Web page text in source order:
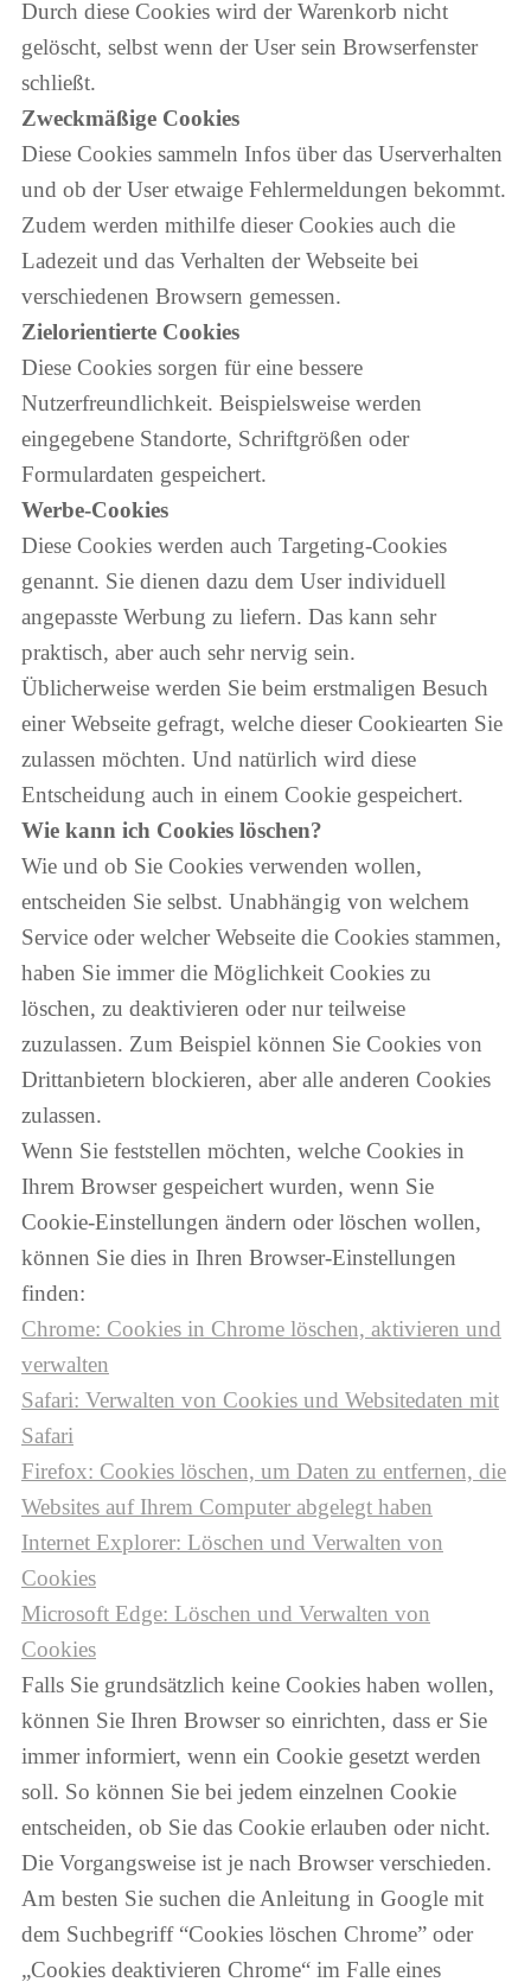
Durch diese Cookies wird der Warenkorb nicht
gelöscht, selbst wenn der User sein Browserfenster
schließt.
Zweckmäßige Cookies
Diese Cookies sammeln Infos über das Userverhalten
und ob der User etwaige Fehlermeldungen bekommt.
Zudem werden mithilfe dieser Cookies auch die
Ladezeit und das Verhalten der Webseite bei
verschiedenen Browsern gemessen.
Zielorientierte Cookies
Diese Cookies sorgen für eine bessere
Nutzerfreundlichkeit. Beispielsweise werden
eingegebene Standorte, Schriftgrößen oder
Formulardaten gespeichert.
Werbe-Cookies
Diese Cookies werden auch Targeting-Cookies
genannt. Sie dienen dazu dem User individuell
angepasste Werbung zu liefern. Das kann sehr
praktisch, aber auch sehr nervig sein.
Üblicherweise werden Sie beim erstmaligen Besuch
einer Webseite gefragt, welche dieser Cookiearten Sie
zulassen möchten. Und natürlich wird diese
Entscheidung auch in einem Cookie gespeichert.
Wie kann ich Cookies löschen?
Wie und ob Sie Cookies verwenden wollen,
entscheiden Sie selbst. Unabhängig von welchem
Service oder welcher Webseite die Cookies stammen,
haben Sie immer die Möglichkeit Cookies zu
löschen, zu deaktivieren oder nur teilweise
zuzulassen. Zum Beispiel können Sie Cookies von
Drittanbietern blockieren, aber alle anderen Cookies
zulassen.
Wenn Sie feststellen möchten, welche Cookies in
Ihrem Browser gespeichert wurden, wenn Sie
Cookie-Einstellungen ändern oder löschen wollen,
können Sie dies in Ihren Browser-Einstellungen
finden:
Chrome: Cookies in Chrome löschen, aktivieren und
verwalten
Safari: Verwalten von Cookies und Websitedaten mit
Safari
Firefox: Cookies löschen, um Daten zu entfernen, die
Websites auf Ihrem Computer abgelegt haben
Internet Explorer: Löschen und Verwalten von
Cookies
Microsoft Edge: Löschen und Verwalten von
Cookies
Falls Sie grundsätzlich keine Cookies haben wollen,
können Sie Ihren Browser so einrichten, dass er Sie
immer informiert, wenn ein Cookie gesetzt werden
soll. So können Sie bei jedem einzelnen Cookie
entscheiden, ob Sie das Cookie erlauben oder nicht.
Die Vorgangsweise ist je nach Browser verschieden.
Am besten Sie suchen die Anleitung in Google mit
dem Suchbegriff “Cookies löschen Chrome” oder
„Cookies deaktivieren Chrome“ im Falle eines